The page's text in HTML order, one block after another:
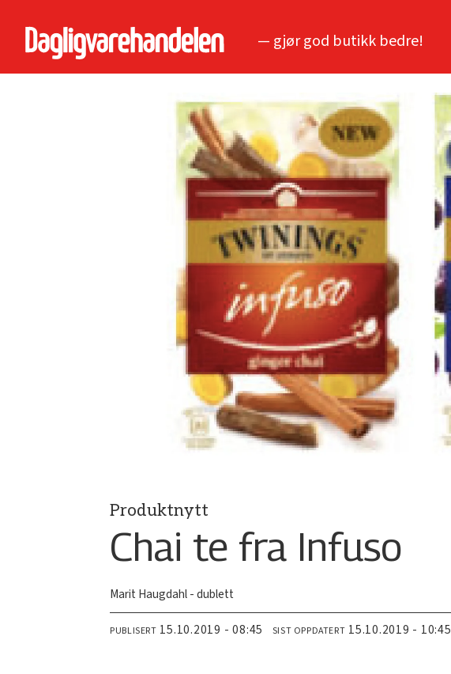
— gjør god butikk bedre!
Produktnytt
Chai te fra Infuso
Marit Haugdahl - dublett
PUBLISERT 15.10.2019 - 08:45 SIST OPPDATERT 15.10.2019 - 10:45